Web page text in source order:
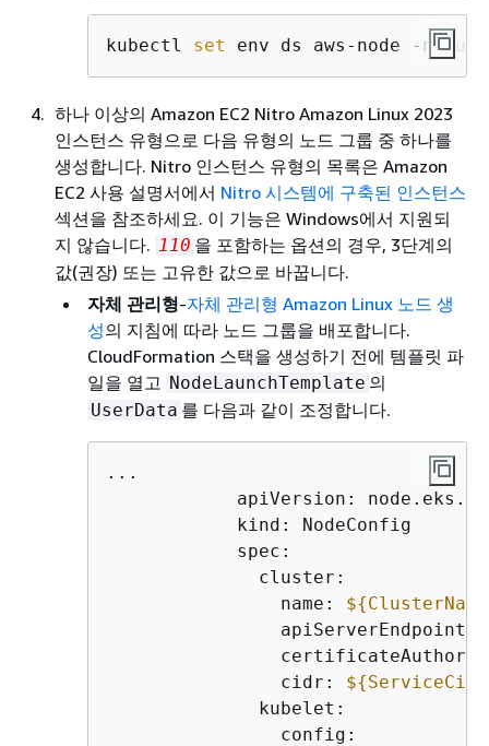
kubectl set env ds aws-node -n kube-
하나 이상의 Amazon EC2 Nitro Amazon Linux 2023
인스턴스 유형으로 다음 유형의 노드 그룹 중 하나를
생성합니다. Nitro 인스턴스 유형의 목록은 Amazon
EC2 사용 설명서에서 Nitro 시스템에 구축된 인스턴스
섹션을 참조하세요. 이 기능은 Windows에서 지원되
지 않습니다. 110 을 포함하는 옵션의 경우, 3단계의
값(권장) 또는 고유한 값으로 바꿉니다.
자체 관리형-자체 관리형 Amazon Linux 노드 생
성의 지침에 따라 노드 그룹을 배포합니다.
CloudFormation 스택을 생성하기 전에 템플릿 파
일을 열고 NodeLaunchTemplate 의
UserData 를 다음과 같이 조정합니다.
...
apiVersion:
            kind: NodeConfig
            spec:
              cluster:
                name:
${
                apiServerEndpoint:
                cidr:
${
              kubelet:
                config: